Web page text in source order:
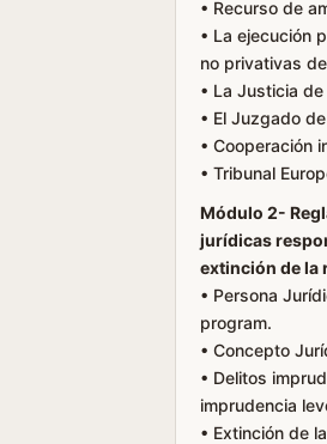
• Recurso de
• La ejecución
no privativas
• La Justicia
• El Juzgado
• Cooperación
• Tribunal
Módulo 2-
jurídicas
extinción de la
• Persona
program.
• Concepto
• Delitos
imprudencia
• Extinción de